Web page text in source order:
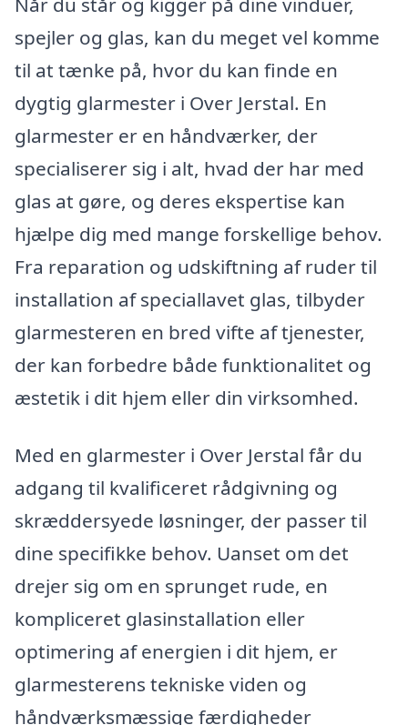
spejler og glas, kan du meget vel komme
til at tænke på, hvor du kan finde en
dygtig glarmester i Over Jerstal. En
glarmester er en håndværker, der
specialiserer sig i alt, hvad der har med
glas at gøre, og deres ekspertise kan
hjælpe dig med mange forskellige behov.
Fra reparation og udskiftning af ruder til
installation af speciallavet glas, tilbyder
glarmesteren en bred vifte af tjenester,
der kan forbedre både funktionalitet og
æstetik i dit hjem eller din virksomhed.
Med en glarmester i Over Jerstal får du
adgang til kvalificeret rådgivning og
skræddersyede løsninger, der passer til
dine specifikke behov. Uanset om det
drejer sig om en sprunget rude, en
kompliceret glasinstallation eller
optimering af energien i dit hjem, er
glarmesterens tekniske viden og
håndværksmæssige færdigheder